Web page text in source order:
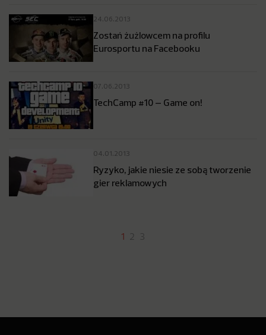
24.06.2013
Zostań żużlowcem na profilu
Eurosportu na Facebooku
07.06.2013
TechCamp #10 – Game on!
04.01.2013
Ryzyko, jakie niesie ze sobą tworzenie
gier reklamowych
1 2 3